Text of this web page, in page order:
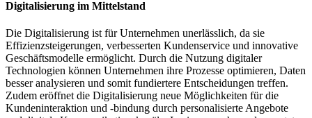
Digitalisierung im Mittelstand
Die Digitalisierung ist für Unternehmen unerlässlich, da sie
Effizienzsteigerungen, verbesserten Kundenservice und innovative
Geschäftsmodelle ermöglicht. Durch die Nutzung digitaler
Technologien können Unternehmen ihre Prozesse optimieren, Daten
besser analysieren und somit fundiertere Entscheidungen treffen.
Zudem eröffnet die Digitalisierung neue Möglichkeiten für die
Kundeninteraktion und -bindung durch personalisierte Angebote